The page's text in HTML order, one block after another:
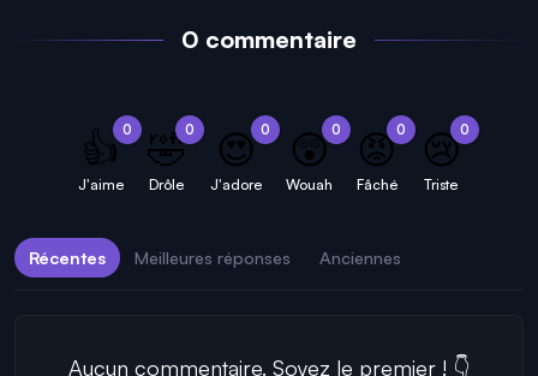
0 commentaire
0
👍
J'aime
0
🤣
Drôle
0
😍
J'adore
0
😲
Wouah
0
😡
Fâché
0
😢
Triste
Récentes Meilleures réponses Anciennes
Aucun commentaire. Soyez le premier ! 👇